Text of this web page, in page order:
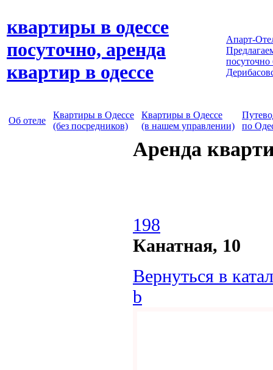
квартиры в одессе
посуточно, аренда
квартир в одессе
Апарт-
посуточно
Об отеле
Квартиры в Одессе
(без посредников)
Квартиры в Одессе
(в нашем управлении)
по
Аренда
198
Канатная, 10
Вернуться в
b